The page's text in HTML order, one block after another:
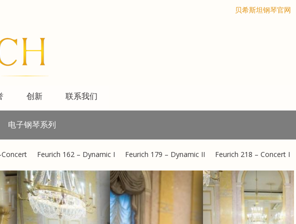
搜索贝希斯坦钢琴官网
电子钢琴系列
创新 联系我们
Feurich 162 – Dynamic I Feurich 179 – Dynamic II Feurich 218 – Concert I